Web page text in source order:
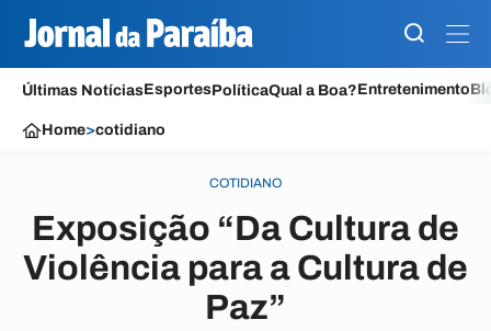
Últimas NotíciasEsportesPolíticaQual a Boa?Entretenimento
Home>cotidiano
COTIDIANO
Exposição “Da Cultura de
Violência para a Cultura de
Paz”